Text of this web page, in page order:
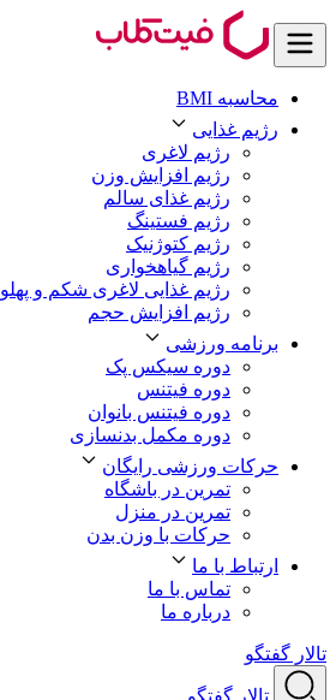
محاسبه BMI
رژیم غذایی
رژیم لاغری
رژیم افزایش وزن
رژیم غذای سالم
رژیم فستینگ
رژیم کتوژنیک
رژیم گیاهخواری
رژیم غذایی لاغری شکم و پهلو
رژیم افزایش حجم
برنامه ورزشی
دوره سیکس پک
دوره فیتنس
دوره فیتنس بانوان
دوره مکمل بدنسازی
حرکات ورزشی رایگان
تمرین در باشگاه
تمرین در منزل
حرکات با وزن بدن
ارتباط با ما
تماس با ما
درباره ما
تالار گفتگو
تالار گفتگو